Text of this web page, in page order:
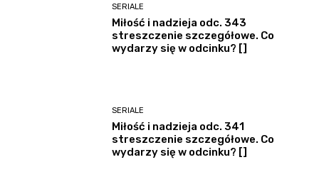
SERIALE
Miłość i nadzieja odc. 343
streszczenie szczegółowe. Co
wydarzy się w odcinku? []
SERIALE
Miłość i nadzieja odc. 341
streszczenie szczegółowe. Co
wydarzy się w odcinku? []